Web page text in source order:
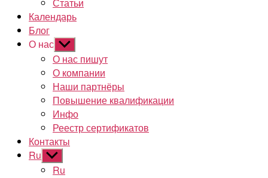
Статьи
Календарь
Блог
О нас Показывать
подменю
О нас пишут
О компании
Наши партнёры
Повышение квалификации
Инфо
Реестр сертификатов
Контакты
Ru Показывать
подменю
Ru